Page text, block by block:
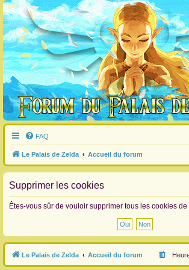
FAQ
Le Palais de Zelda Accueil du forum
Supprimer les cookies
Êtes-vous sûr de vouloir supprimer tous les cookies de
Le Palais de Zelda Accueil du forum